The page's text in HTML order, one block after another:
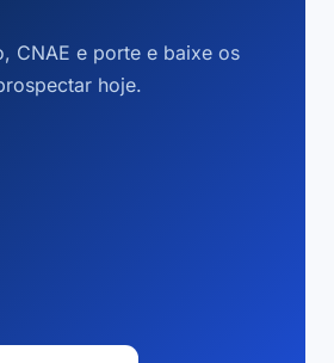
CNAE e porte e baixe os
hoje.